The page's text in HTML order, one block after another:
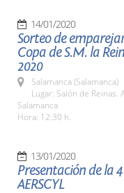
14/01/2020
Sorteo de
Copa de S.M. la
2020
Salamanca (Salamanca)
Lugar: Salón de Reinas.
Salamanca
Hora: 12:30 h.
13/01/2020
Presentación de la
AERSCYL